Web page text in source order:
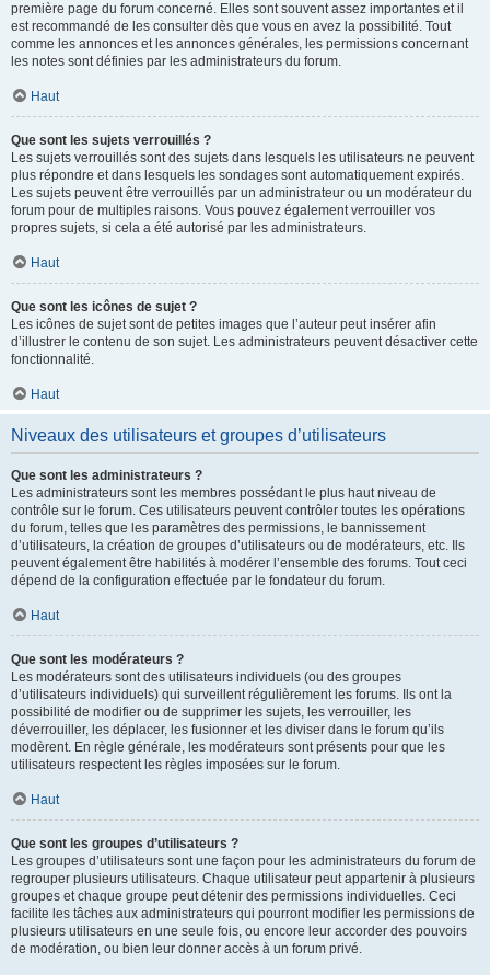
première page du forum concerné. Elles sont souvent assez importantes et il
est recommandé de les consulter dès que vous en avez la possibilité. Tout
comme les annonces et les annonces générales, les permissions concernant
les notes sont définies par les administrateurs du forum.
Haut
Que sont les sujets verrouillés ?
Les sujets verrouillés sont des sujets dans lesquels les utilisateurs ne peuvent
plus répondre et dans lesquels les sondages sont automatiquement expirés.
Les sujets peuvent être verrouillés par un administrateur ou un modérateur du
forum pour de multiples raisons. Vous pouvez également verrouiller vos
propres sujets, si cela a été autorisé par les administrateurs.
Haut
Que sont les icônes de sujet ?
Les icônes de sujet sont de petites images que l’auteur peut insérer afin
d’illustrer le contenu de son sujet. Les administrateurs peuvent désactiver cette
fonctionnalité.
Haut
Niveaux des utilisateurs et groupes d’utilisateurs
Que sont les administrateurs ?
Les administrateurs sont les membres possédant le plus haut niveau de
contrôle sur le forum. Ces utilisateurs peuvent contrôler toutes les opérations
du forum, telles que les paramètres des permissions, le bannissement
d’utilisateurs, la création de groupes d’utilisateurs ou de modérateurs, etc. Ils
peuvent également être habilités à modérer l’ensemble des forums. Tout ceci
dépend de la configuration effectuée par le fondateur du forum.
Haut
Que sont les modérateurs ?
Les modérateurs sont des utilisateurs individuels (ou des groupes
d’utilisateurs individuels) qui surveillent régulièrement les forums. Ils ont la
possibilité de modifier ou de supprimer les sujets, les verrouiller, les
déverrouiller, les déplacer, les fusionner et les diviser dans le forum qu’ils
modèrent. En règle générale, les modérateurs sont présents pour que les
utilisateurs respectent les règles imposées sur le forum.
Haut
Que sont les groupes d’utilisateurs ?
Les groupes d’utilisateurs sont une façon pour les administrateurs du forum de
regrouper plusieurs utilisateurs. Chaque utilisateur peut appartenir à plusieurs
groupes et chaque groupe peut détenir des permissions individuelles. Ceci
facilite les tâches aux administrateurs qui pourront modifier les permissions de
plusieurs utilisateurs en une seule fois, ou encore leur accorder des pouvoirs
de modération, ou bien leur donner accès à un forum privé.